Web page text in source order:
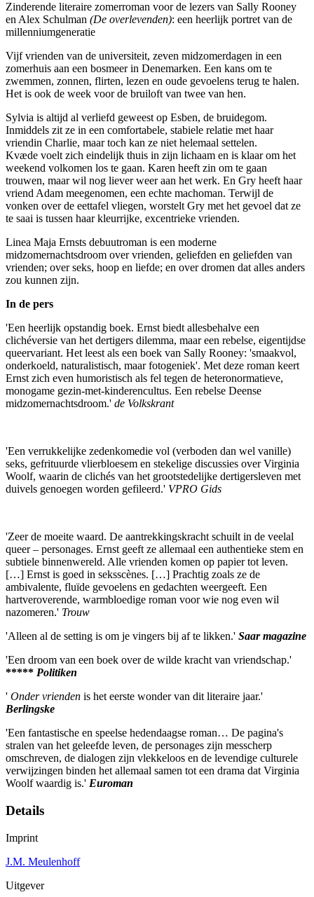
Zinderende literaire zomerroman voor de lezers van Sally Rooney
en Alex Schulman (De overlevenden): een heerlijk portret van de
millenniumgeneratie
Vijf vrienden van de universiteit, zeven midzomerdagen in een
zomerhuis aan een bosmeer in Denemarken. Een kans om te
zwemmen, zonnen, flirten, lezen en oude gevoelens terug te halen.
Het is ook de week voor de bruiloft van twee van hen.
Sylvia is altijd al verliefd geweest op Esben, de bruidegom.
Inmiddels zit ze in een comfortabele, stabiele relatie met haar
vriendin Charlie, maar toch kan ze niet helemaal settelen.
Kvæde voelt zich eindelijk thuis in zijn lichaam en is klaar om het
weekend volkomen los te gaan. Karen heeft zin om te gaan
trouwen, maar wil nog liever weer aan het werk. En Gry heeft haar
vriend Adam meegenomen, een echte machoman. Terwijl de
vonken over de eettafel vliegen, worstelt Gry met het gevoel dat ze
te saai is tussen haar kleurrijke, excentrieke vrienden.
Linea Maja Ernsts debuutroman is een moderne
midzomernachtsdroom over vrienden, geliefden en geliefden van
vrienden; over seks, hoop en liefde; en over dromen dat alles anders
zou kunnen zijn.
In de pers
'Een heerlijk opstandig boek. Ernst biedt allesbehalve een
clichéversie van het dertigers dilemma, maar een rebelse, eigentijdse
queervariant. Het leest als een boek van Sally Rooney: 'smaakvol,
onderkoeld, naturalistisch, maar fotogeniek'. Met deze roman keert
Ernst zich even humoristisch als fel tegen de heteronormatieve,
monogame gezin-met-kinderencultus. Een rebelse Deense
midzomernachtsdroom.' de Volkskrant
'Een verrukkelijke zedenkomedie vol (verboden dan wel vanille)
seks, gefrituurde vlierbloesem en stekelige discussies over Virginia
Woolf, waarin de clichés van het grootstedelijke dertigersleven met
duivels genoegen worden gefileerd.' VPRO Gids
'Zeer de moeite waard. De aantrekkingskracht schuilt in de veelal
queer – personages. Ernst geeft ze allemaal een authentieke stem en
subtiele binnenwereld. Alle vrienden komen op papier tot leven.
[…] Ernst is goed in seksscènes. […] Prachtig zoals ze de
ambivalente, fluïde gevoelens en gedachten weergeeft. Een
hartveroverende, warmbloedige roman voor wie nog even wil
nazomeren.' Trouw
'Alleen al de setting is om je vingers bij af te likken.' Saar magazine
'Een droom van een boek over de wilde kracht van vriendschap.'
***** Politiken
' Onder vrienden is het eerste wonder van dit literaire jaar.'
Berlingske
'Een fantastische en speelse hedendaagse roman… De pagina's
stralen van het geleefde leven, de personages zijn messcherp
omschreven, de dialogen zijn vlekkeloos en de levendige culturele
verwijzingen binden het allemaal samen tot een drama dat Virginia
Woolf waardig is.' Euroman
Details
Imprint
J.M. Meulenhoff
Uitgever